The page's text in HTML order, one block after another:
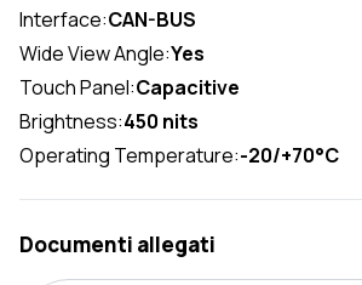
Interface:CAN-BUS
Wide View Angle:Yes
Touch Panel:Capacitive
Brightness:450 nits
Operating Temperature:-20/+70°C
Documenti allegati